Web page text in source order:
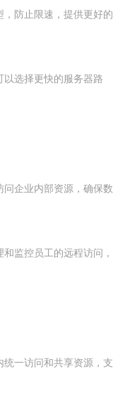
防止限速，提供更好的
选择更快的服务器路
问企业内部资源，确保数
监控员工的远程访问，
一访问和共享资源，支